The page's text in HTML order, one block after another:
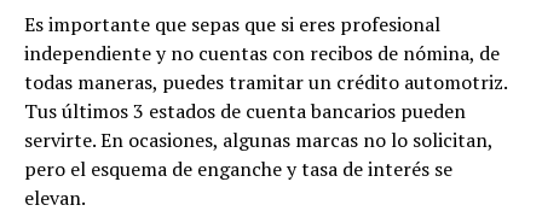
Es importante que sepas que si eres profesional
independiente y no cuentas con recibos de nómina, de
todas maneras, puedes tramitar un crédito automotriz.
Tus últimos 3 estados de cuenta bancarios pueden
servirte. En ocasiones, algunas marcas no lo solicitan,
pero el esquema de enganche y tasa de interés se
elevan.